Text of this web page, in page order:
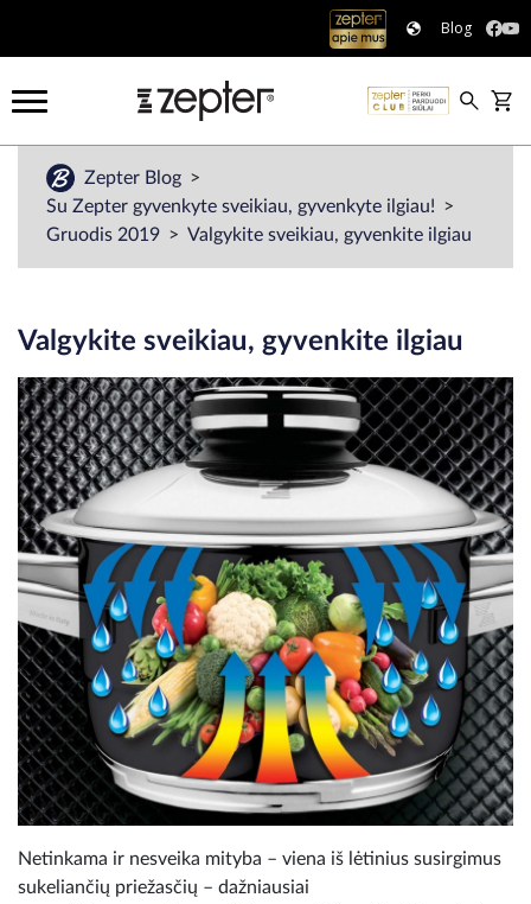
Blog
Zepter Blog
Su Zepter gyvenkyte sveikiau, gyvenkyte ilgiau!
Gruodis 2019
Valgykite sveikiau, gyvenkite ilgiau
Valgykite sveikiau, gyvenkite ilgiau
Netinkama ir nesveika mityba – viena iš lėtinius susirgimus
sukeliančių priežasčių – dažniausiai